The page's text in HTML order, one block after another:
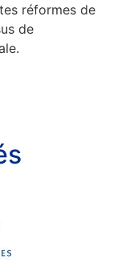
réformes de
de